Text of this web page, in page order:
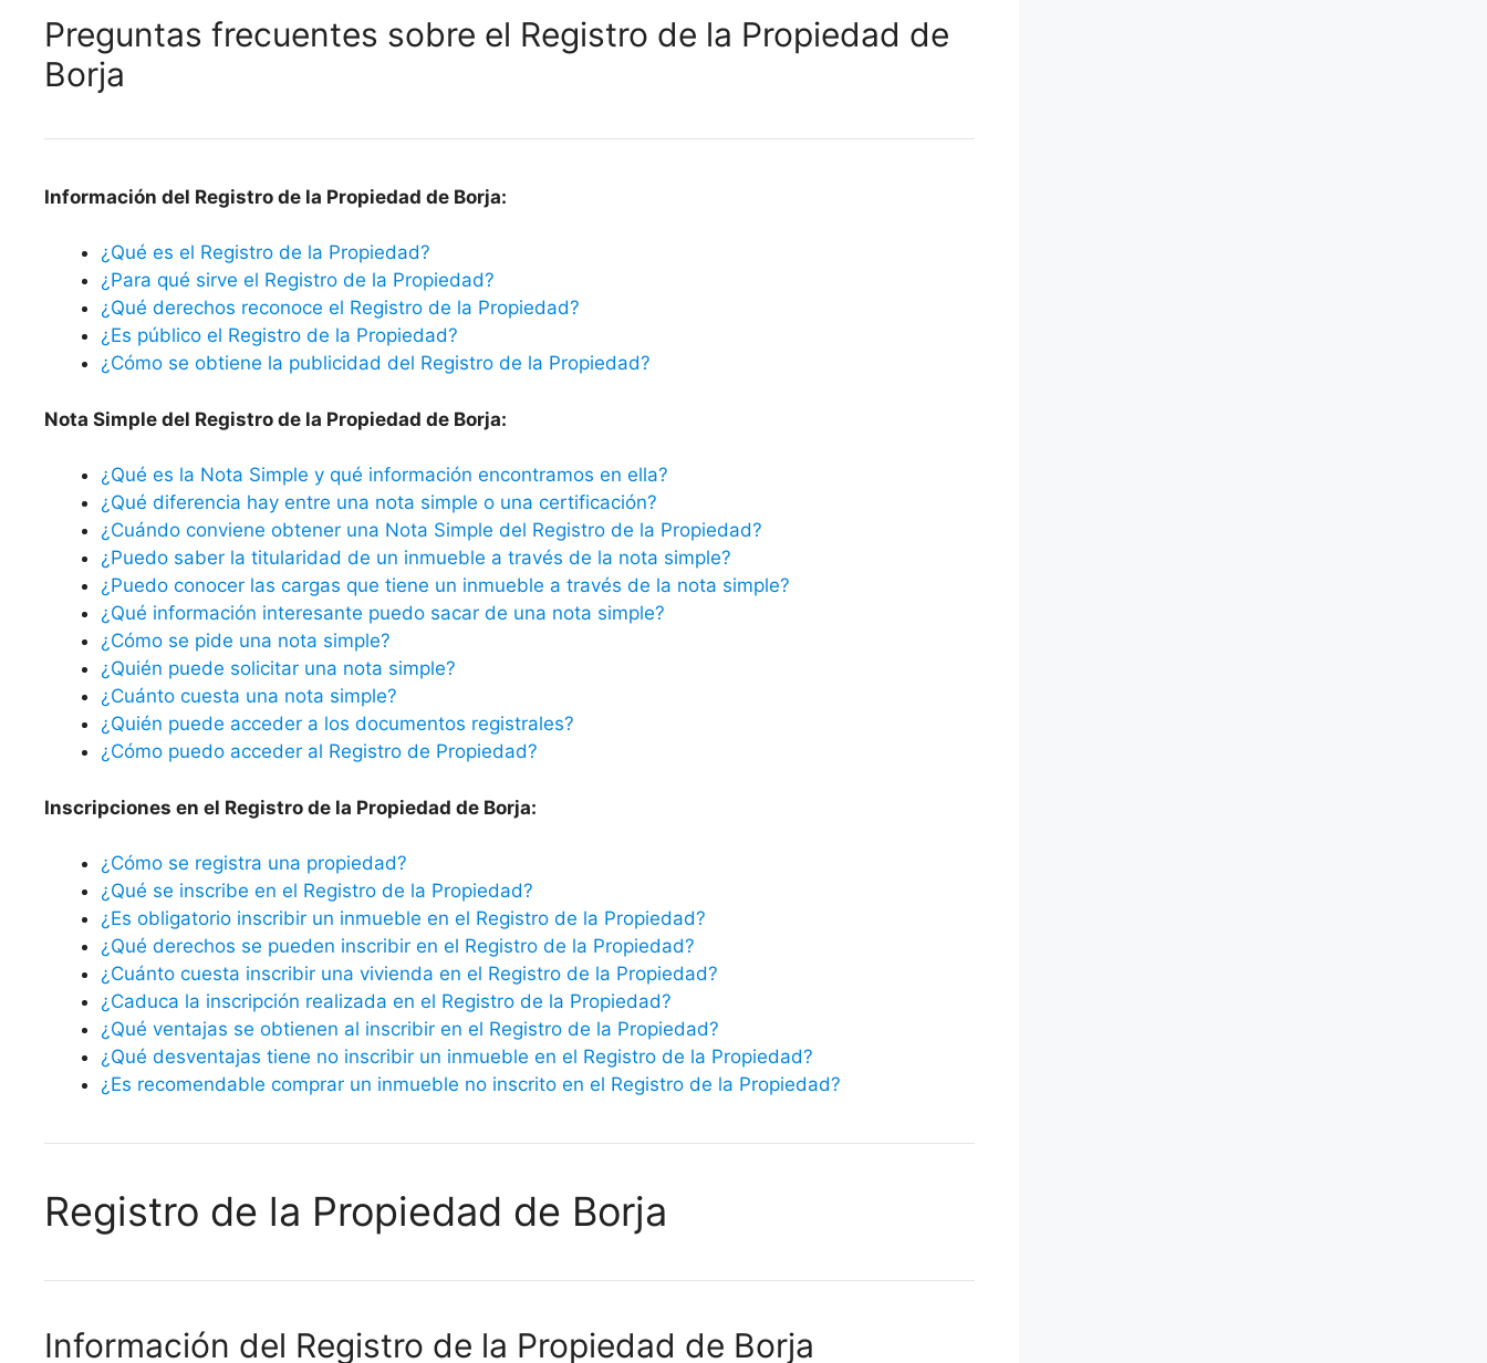
Preguntas frecuentes sobre el Registro de la Propiedad de
Borja
Información del Registro de la Propiedad de Borja:
¿Qué es el Registro de la Propiedad?
¿Para qué sirve el Registro de la Propiedad?
¿Qué derechos reconoce el Registro de la Propiedad?
¿Es público el Registro de la Propiedad?
¿Cómo se obtiene la publicidad del Registro de la Propiedad?
Nota Simple del Registro de la Propiedad de Borja:
¿Qué es la Nota Simple y qué información encontramos en ella?
¿Qué diferencia hay entre una nota simple o una certificación?
¿Cuándo conviene obtener una Nota Simple del Registro de la Propiedad?
¿Puedo saber la titularidad de un inmueble a través de la nota simple?
¿Puedo conocer las cargas que tiene un inmueble a través de la nota simple?
¿Qué información interesante puedo sacar de una nota simple?
¿Cómo se pide una nota simple?
¿Quién puede solicitar una nota simple?
¿Cuánto cuesta una nota simple?
¿Quién puede acceder a los documentos registrales?
¿Cómo puedo acceder al Registro de Propiedad?
Inscripciones en el Registro de la Propiedad de Borja:
¿Cómo se registra una propiedad?
¿Qué se inscribe en el Registro de la Propiedad?
¿Es obligatorio inscribir un inmueble en el Registro de la Propiedad?
¿Qué derechos se pueden inscribir en el Registro de la Propiedad?
¿Cuánto cuesta inscribir una vivienda en el Registro de la Propiedad?
¿Caduca la inscripción realizada en el Registro de la Propiedad?
¿Qué ventajas se obtienen al inscribir en el Registro de la Propiedad?
¿Qué desventajas tiene no inscribir un inmueble en el Registro de la Propiedad?
¿Es recomendable comprar un inmueble no inscrito en el Registro de la Propiedad?
Registro de la Propiedad de Borja
Información del Registro de la Propiedad de Borja